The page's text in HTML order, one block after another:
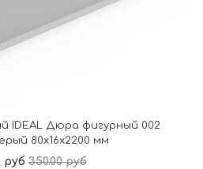
IDEAL Дюра фигурный 002
80x16x2200 мм
руб 350.00 руб